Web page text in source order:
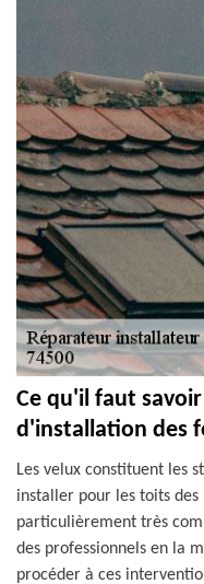
Ce qu'il faut
d'installation des
Les velux constituent les
installer pour les toits des
particulièrement très
des professionnels en la
procéder à ces